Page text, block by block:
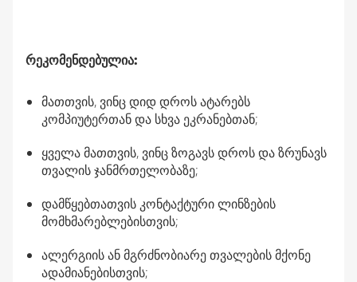
რეკომენდებულია:
მათთვის, ვინც დიდ დროს ატარებს
კომპიუტერთან და სხვა ეკრანებთან;
ყველა მათთვის, ვინც ზოგავს დროს და ზრუნავს
თვალის ჯანმრთელობაზე;
დამწყებთათვის კონტაქტური ლინზების
მომხმარებლებისთვის;
ალერგიის ან მგრძნობიარე თვალების მქონე
ადამიანებისთვის;